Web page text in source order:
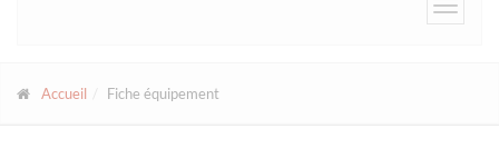
Toggle
Accueil Fiche équipement